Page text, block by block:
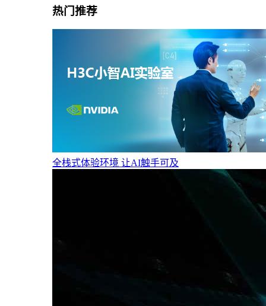
热门推荐
全栈式体验环境 让AI触手可及